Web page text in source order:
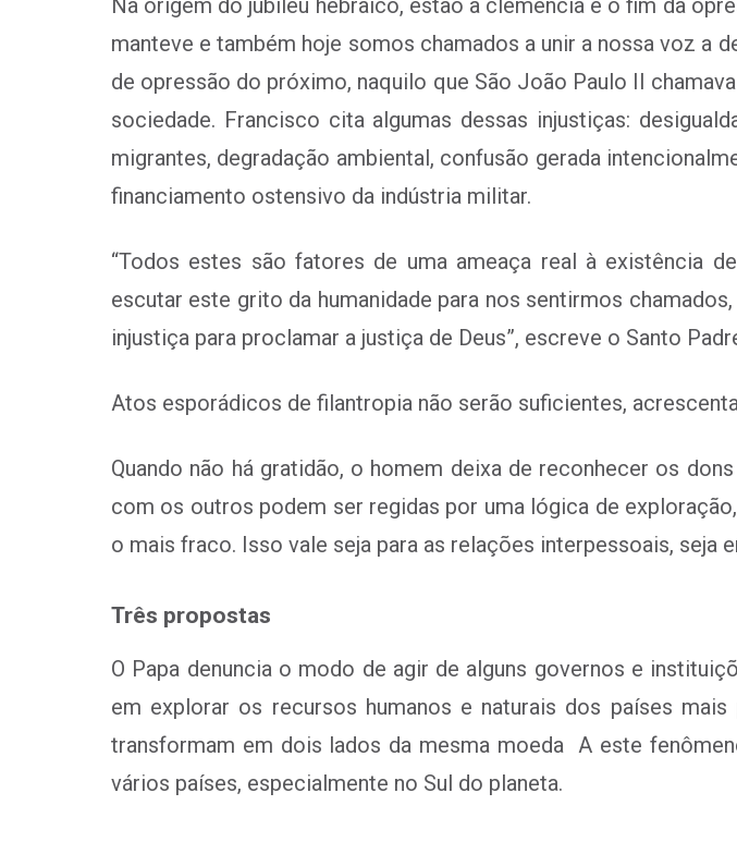
manteve e também hoje somos chamados a unir a nossa voz a
de opressão do próximo, naquilo que São João Paulo II
sociedade. Francisco cita algumas dessas injustiças:
migrantes, degradação ambiental, confusão gerada
financiamento ostensivo da indústria militar.
“Todos estes são fatores de uma ameaça real à existência
escutar este grito da humanidade para nos sentirmos
injustiça para proclamar a justiça de Deus”, escreve o Santo
Atos esporádicos de filantropia não serão suficientes,
Quando não há gratidão, o homem deixa de reconhecer os
com os outros podem ser regidas por uma lógica de
o mais fraco. Isso vale seja para as relações interpessoais, seja
Três propostas
O Papa denuncia o modo de agir de alguns governos e
em explorar os recursos humanos e naturais dos países
transformam em dois lados da mesma moeda A este
vários países, especialmente no Sul do planeta.